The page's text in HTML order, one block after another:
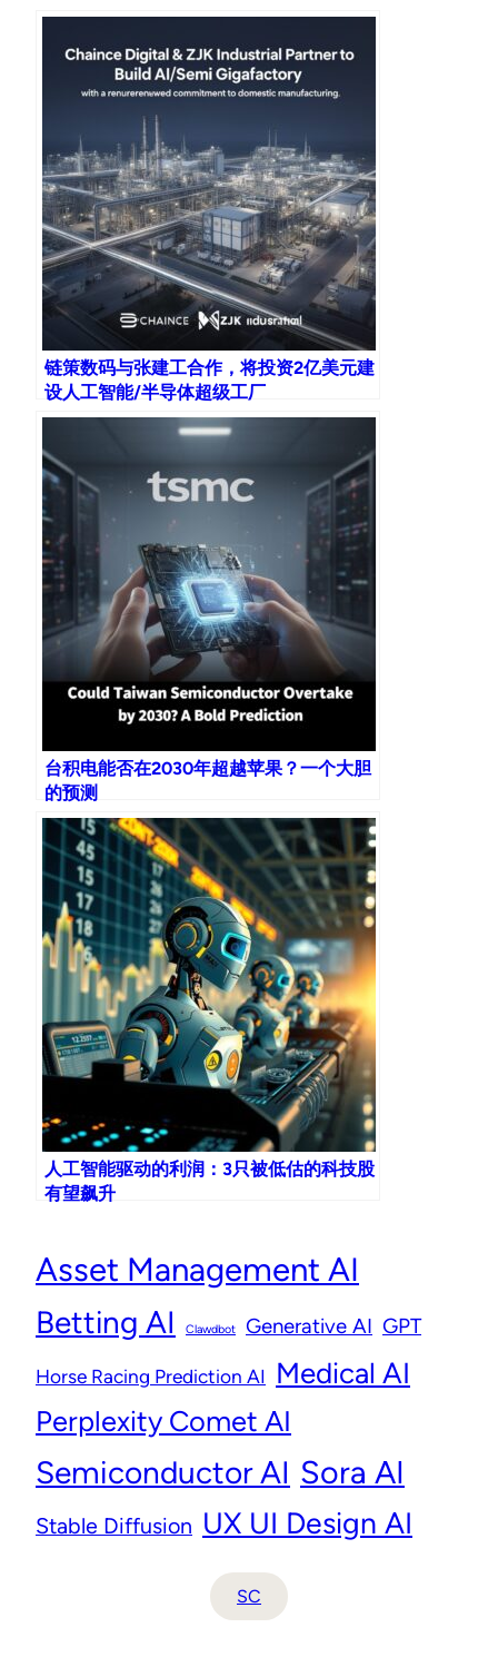
链策数码与张建工合作，将投资2亿美元建
设人工智能/半导体超级工厂
台积电能否在2030年超越苹果？一个大胆
的预测
人工智能驱动的利润：3只被低估的科技股
有望飙升
Asset Management AI
Betting AI Clawdbot Generative AI GPT
Horse Racing Prediction AI Medical AI
Perplexity Comet AI
Semiconductor AI Sora AI
Stable Diffusion UX UI Design AI
SC